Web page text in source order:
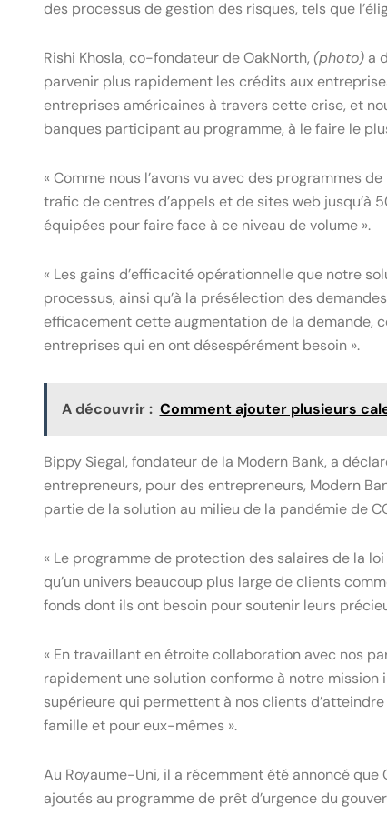
des processus de gestion des risques, tels que
Rishi Khosla, co-fondateur de OakNorth, (photo)a
parvenir plus rapidement les crédits aux
entreprises américaines à travers cette crise, et
banques participant au programme, à le faire le
« Comme nous l’avons vu avec des programmes
trafic de centres d’appels et de sites web jusqu’à
équipées pour faire face à ce niveau de volume ».
« Les gains d’efficacité opérationnelle que notre
processus, ainsi qu’à la présélection des
efficacement cette augmentation de la demande,
entreprises qui en ont désespérément besoin ».
A découvrir : Comment ajouter plusieurs
Bippy Siegal, fondateur de la Modern Bank, a
entrepreneurs, pour des entrepreneurs, Modern
partie de la solution au milieu de la pandémie de
« Le programme de protection des salaires de la
qu’un univers beaucoup plus large de clients
fonds dont ils ont besoin pour soutenir leurs
« En travaillant en étroite collaboration avec nos
rapidement une solution conforme à notre
supérieure qui permettent à nos clients
famille et pour eux-mêmes ».
Au Royaume-Uni, il a récemment été annoncé
ajoutés au programme de prêt d’urgence du